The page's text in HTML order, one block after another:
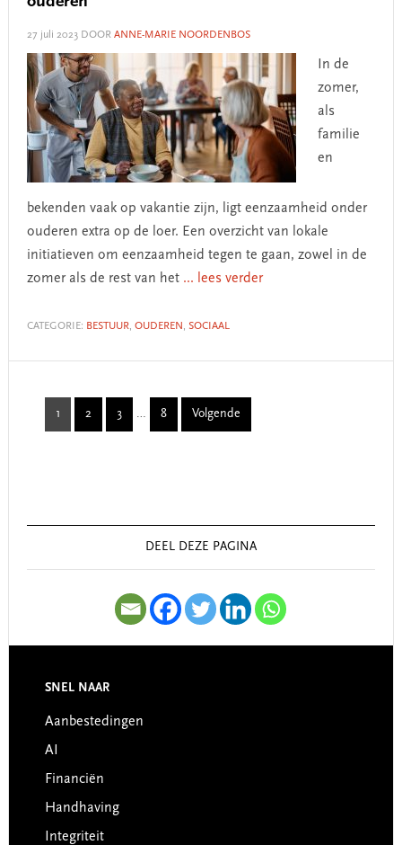
27 juli 2023DOOR ANNE-MARIE NOORDENBOS
In de
zomer,
als
familie
en
bekenden vaak op vakantie zijn, ligt eenzaamheid onder
ouderen extra op de loer. Een overzicht van lokale
initiatieven om eenzaamheid tegen te gaan, zowel in de
zomer als de rest van het ... lees verder
CATEGORIE: BESTUUR, OUDEREN , SOCIAAL
Page
1 Page
2 Page
3
Interim
pages
… Page
8 Volgende
Sidebar
DEEL DEZE PAGINA
Footer
SNEL NAAR
Aanbestedingen
AI
Financiën
Handhaving
Integriteit